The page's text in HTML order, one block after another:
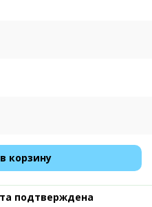
корзину
подтверждена